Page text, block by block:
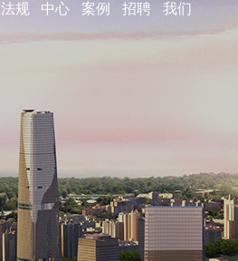
法规 中心 案例 招聘 我们